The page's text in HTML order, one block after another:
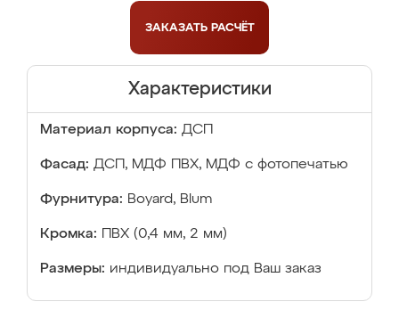
ЗАКАЗАТЬ РАСЧЁТ
Характеристики
Материал корпуса: ДСП
Фасад: ДСП, МДФ ПВХ, МДФ с фотопечатью
Фурнитура: Boyard, Blum
Кромка: ПВХ (0,4 мм, 2 мм)
Размеры: индивидуально под Ваш заказ